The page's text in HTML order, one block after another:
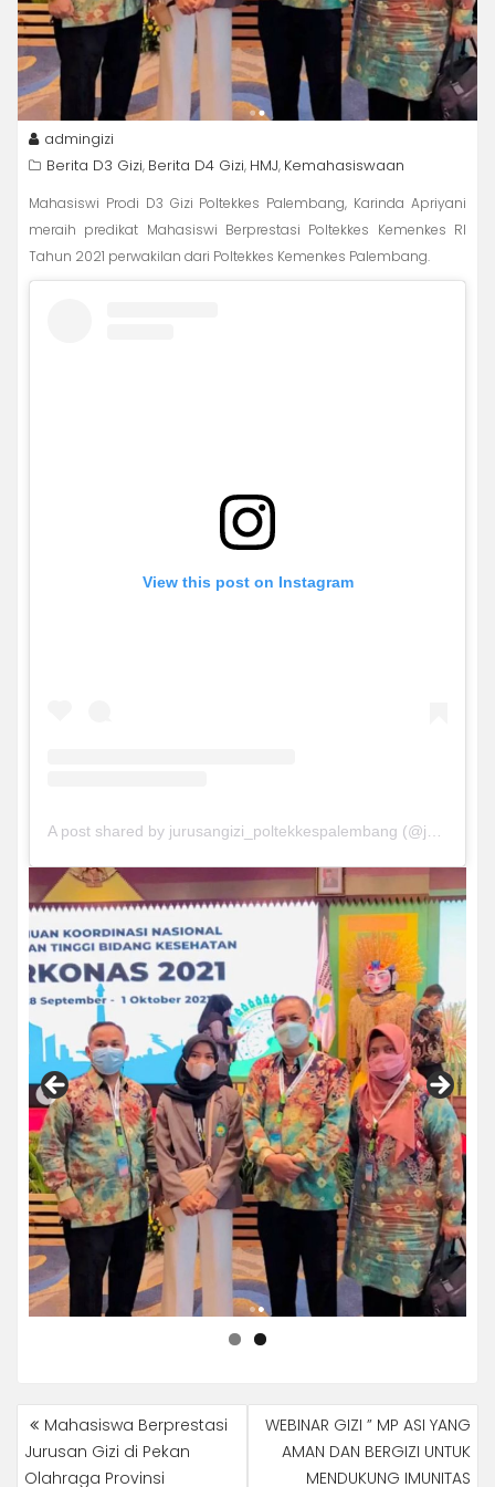
admingizi
Berita D3 Gizi, Berita D4 Gizi, HMJ, Kemahasiswaan
Mahasiswi Prodi D3 Gizi Poltekkes Palembang, Karinda Apriyani
meraih predikat Mahasiswi Berprestasi Poltekkes Kemenkes RI
Tahun 2021 perwakilan dari Poltekkes Kemenkes Palembang.
View this post on Instagram
A post shared by jurusangizi_poltekkespalembang (@jurusangizi_poltekkespalembang)
NAVIGASI
POSMahasiswa Berprestasi
Jurusan Gizi di Pekan
Olahraga Provinsi
WEBINAR GIZI ” MP ASI YANG
AMAN DAN BERGIZI UNTUK
MENDUKUNG IMUNITAS